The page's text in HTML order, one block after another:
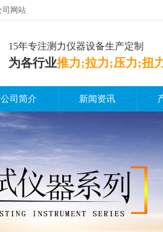
司网站
15年专注测力仪器设备生产定制
为各行业推力;拉力;压力;扭
公司简介 新闻资讯